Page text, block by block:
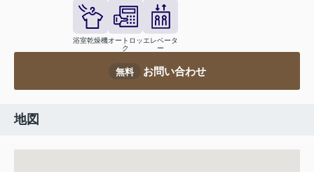
浴室乾燥機オートロッ
ク
エレベータ
ー
無料 お問い合わせ
地図